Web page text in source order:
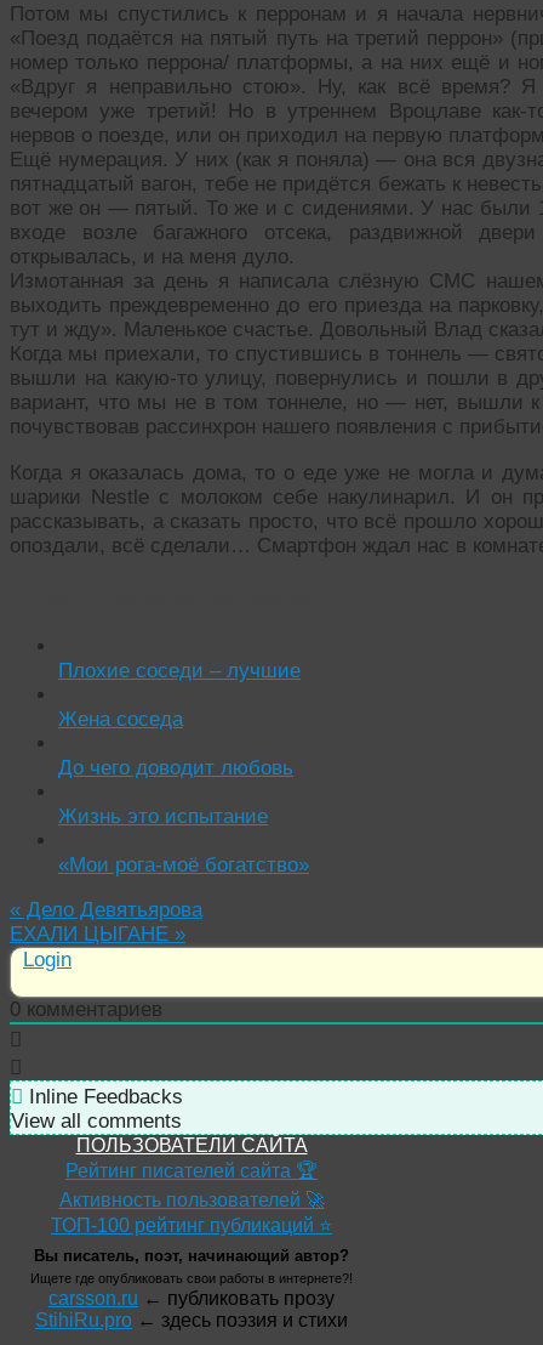
Потом мы спустились к перронам и я начала
«Поезд подаётся на пятый путь на третий перрон»
номер только перрона/ платформы, а на них ещё и
«Вдруг я неправильно стою». Ну, как всё время?
вечером уже третий! Но в утреннем Вроцлаве
нервов о поезде, или он приходил на первую
Ещё нумерация. У них (как я поняла) — она вся
пятнадцатый вагон, тебе не придётся бежать к
вот же он — пятый. То же и с сидениями. У нас были
входе возле багажного отсека, раздвижной
открывалась, и на меня дуло.
Измотанная за день я написала слёзную СМС
выходить преждевременно до его приезда на
тут и жду». Маленькое счастье. Довольный Влад
Когда мы приехали, то спустившись в тоннель —
вышли на какую-то улицу, повернулись и пошли в
вариант, что мы не в том тоннеле, но — нет, вышли
почувствовав рассинхрон нашего появления с
Когда я оказалась дома, то о еде уже не могла и
шарики Nestle с молоком себе накулинарил. И он
рассказывать, а сказать просто, что всё прошло
опоздали, всё сделали… Смартфон ждал нас в
Плохие соседи – лучшие
Жена соседа
До чего доводит любовь
Жизнь это испытание
«Мои рога-моё богатство»
« Дело Девятьярова
ЕХАЛИ ЦЫГАНЕ »
Login
0 комментариев
Inline Feedbacks
View all comments
ПОЛЬЗОВАТЕЛИ САЙТА
Рейтинг писателей сайта 🏆
Активность пользователей 🚀
ТОП-100 рейтинг публикаций ⭐
Вы писатель, поэт, начинающий автор?
Ищете где опубликовать свои работы в интернете?!
carsson.ru ← публиковать прозу
StihiRu.pro ← здесь поэзия и стихи